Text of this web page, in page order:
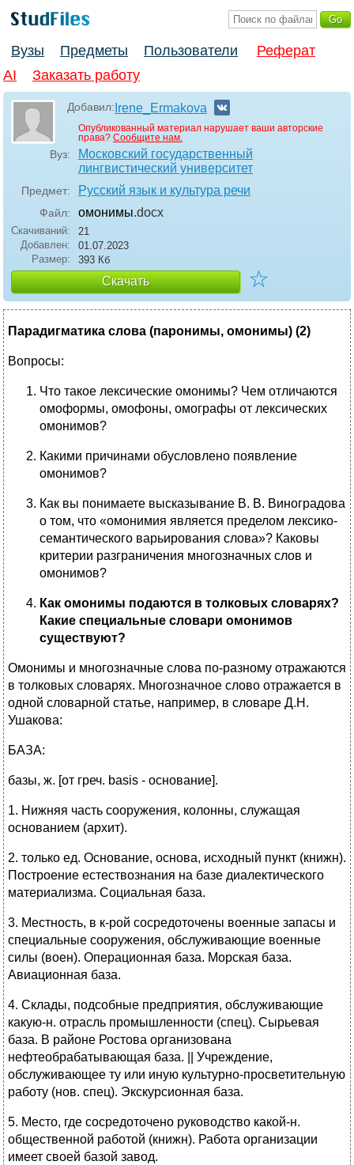
Вузы Предметы Пользователи
Реферат
AI
Заказать работу
Добавил: Irene_Ermakova
Опубликованный материал нарушает ваши авторские
права? Сообщите нам.
Вуз:
Московский государственный
лингвистический университет
Предмет: Русский язык и культура речи
Файл: омонимы.docx
Скачиваний:
21
Добавлен:
01.07.2023
Размер:
393 Кб
Скачать ☆
Парадигматика слова (паронимы, омонимы) (2)
Вопросы:
Что такое лексические омонимы? Чем отличаются
омоформы, омофоны, омографы от лексических
омонимов?
Какими причинами обусловлено появление
омонимов?
Как вы понимаете высказывание В. В. Виноградова
о том, что «омонимия является пределом лексико-
семантического варьирования слова»? Каковы
критерии разграничения многозначных слов и
омонимов?
Как омонимы подаются в толковых словарях?
Какие специальные словари омонимов
существуют?
Омонимы и многозначные слова по-разному отражаются
в толковых словарях. Многозначное слово отражается в
одной словарной статье, например, в словаре Д.Н.
Ушакова:
БАЗА:
базы, ж. [от греч. basis - основание].
1. Нижняя часть сооружения, колонны, служащая
основанием (архит).
2. только ед. Основание, основа, исходный пункт (книжн).
Построение естествознания на базе диалектического
материализма. Социальная база.
3. Местность, в к-рой сосредоточены военные запасы и
специальные сооружения, обслуживающие военные
силы (воен). Операционная база. Морская база.
Авиационная база.
4. Склады, подсобные предприятия, обслуживающие
какую-н. отрасль промышленности (спец). Сырьевая
база. В районе Ростова организована
нефтеобрабатывающая база. || Учреждение,
обслуживающее ту или иную культурно-просветительную
работу (нов. спец). Экскурсионная база.
5. Место, где сосредоточено руководство какой-н.
общественной работой (книжн). Работа организации
имеет своей базой завод.